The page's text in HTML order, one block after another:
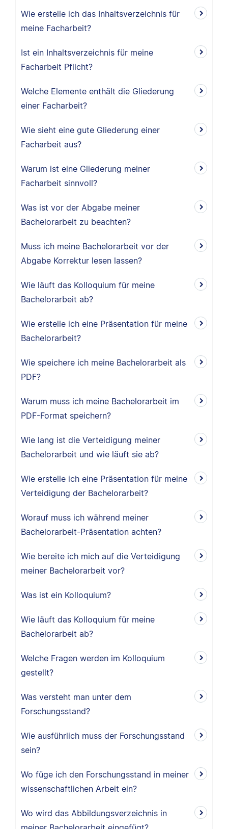
Wie erstelle ich das Inhaltsverzeichnis für
meine Facharbeit?
Ist ein Inhaltsverzeichnis für meine
Facharbeit Pflicht?
Welche Elemente enthält die Gliederung
einer Facharbeit?
Wie sieht eine gute Gliederung einer
Facharbeit aus?
Warum ist eine Gliederung meiner
Facharbeit sinnvoll?
Was ist vor der Abgabe meiner
Bachelorarbeit zu beachten?
Muss ich meine Bachelorarbeit vor der
Abgabe Korrektur lesen lassen?
Wie läuft das Kolloquium für meine
Bachelorarbeit ab?
Wie erstelle ich eine Präsentation für meine
Bachelorarbeit?
Wie speichere ich meine Bachelorarbeit als
PDF?
Warum muss ich meine Bachelorarbeit im
PDF-Format speichern?
Wie lang ist die Verteidigung meiner
Bachelorarbeit und wie läuft sie ab?
Wie erstelle ich eine Präsentation für meine
Verteidigung der Bachelorarbeit?
Worauf muss ich während meiner
Bachelorarbeit-Präsentation achten?
Wie bereite ich mich auf die Verteidigung
meiner Bachelorarbeit vor?
Was ist ein Kolloquium?
Wie läuft das Kolloquium für meine
Bachelorarbeit ab?
Welche Fragen werden im Kolloquium
gestellt?
Was versteht man unter dem
Forschungsstand?
Wie ausführlich muss der Forschungsstand
sein?
Wo füge ich den Forschungsstand in meiner
wissenschaftlichen Arbeit ein?
Wo wird das Abbildungsverzeichnis in